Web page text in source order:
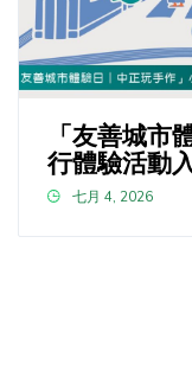
「友善城市
行體驗活動
七月 4, 2026